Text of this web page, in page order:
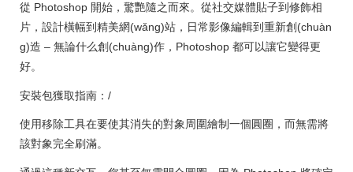
從 Photoshop 開始，驚艷隨之而來。從社交媒體貼子到修飾相
片，設計橫幅到精美網(wǎng)站，日常影像編輯到重新創(chuàn
g)造 – 無論什么創(chuàng)作，Photoshop 都可以讓它變得更
好。
安裝包獲取指南：/
使用移除工具在要使其消失的對象周圍繪制一個圓圈，而無需將
該對象完全刷滿。